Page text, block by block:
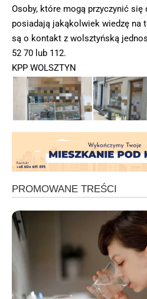
Osoby, które mogą przyczynić
posiadają jakąkolwiek wiedzę na
są o kontakt z wolsztyńską
52 70 lub 112.
KPP WOLSZTYN